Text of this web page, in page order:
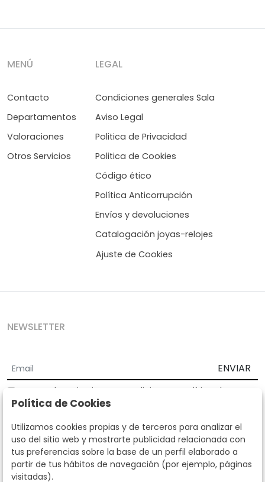
MENÚ
Contacto
Departamentos
Valoraciones
Otros Servicios
LEGAL
Condiciones generales Sala
Aviso Legal
Politica de Privacidad
Politica de Cookies
Código ético
Política Anticorrupción
Envíos y devoluciones
Catalogación joyas-relojes
Ajuste de Cookies
NEWSLETTER
ENVIAR
Acepto los Términos y Condiciones
Política de
privacidad
Según la LOPD y disposiciones de desarrollo, informamos que sus
datos personales serán tratados por parte de Subastas Segre con la
finalidad de gestionar la relación comercial. Puede ejercitar los
derechos de acceso, rectificación, cancelación, oposición y demás
derechos en los términos establecidos en la normativa vigente
dirigiéndote a nosotros. Asimismo, nos puede solicitar el envío de
Política de Cookies
Utilizamos cookies propias y de terceros para analizar el
uso del sitio web y mostrarte publicidad relacionada con
tus preferencias sobre la base de un perfil elaborado a
partir de tus hábitos de navegación (por ejemplo, páginas
visitadas).